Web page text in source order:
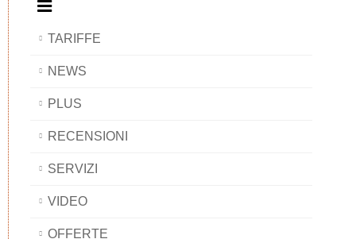
TARIFFE
NEWS
PLUS
RECENSIONI
SERVIZI
VIDEO
OFFERTE